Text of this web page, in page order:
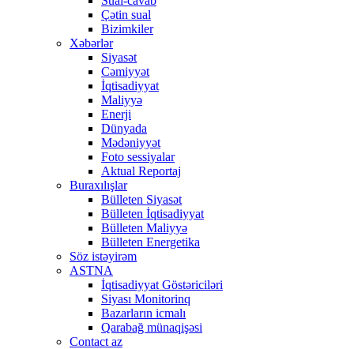
Çətin sual
Bizimkiler
Xəbərlər
Siyasət
Cəmiyyət
İqtisadiyyat
Maliyyə
Enerji
Dünyada
Mədəniyyət
Foto sessiyalar
Aktual Reportaj
Buraxılışlar
Bülleten Siyasət
Bülleten İqtisadiyyat
Bülleten Maliyyə
Bülleten Energetika
Söz istəyirəm
ASTNA
İqtisadiyyat Göstəriciləri
Siyası Monitorinq
Bazarların icmalı
Qarabağ münaqişəsi
Contact az